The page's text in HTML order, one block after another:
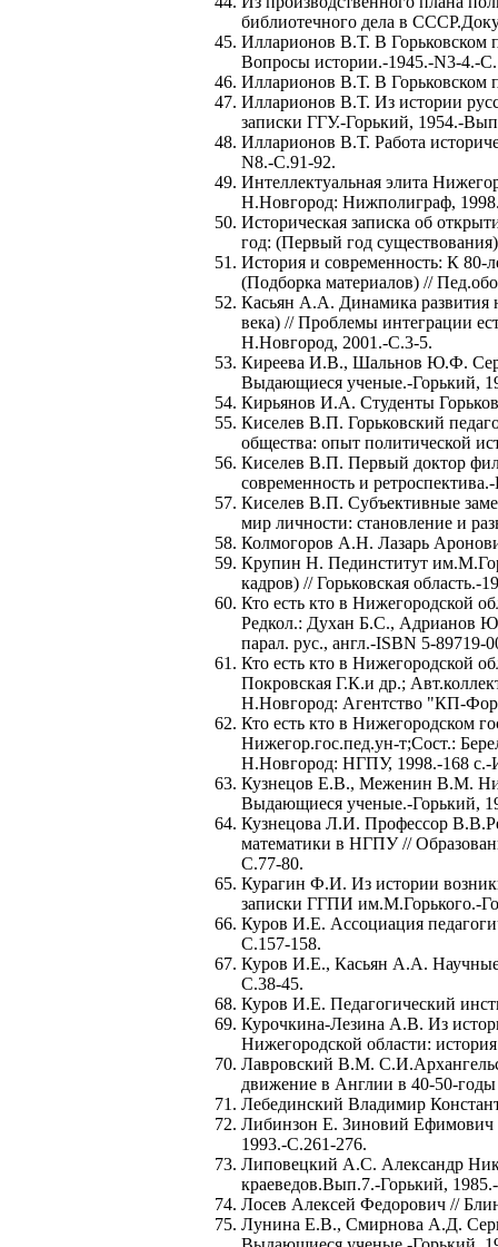
библиотечного дела в
Илларионов В.Т. В Горьковском
Вопросы истории.-1945.-N3-4.-
Илларионов В.Т. В Горьковском
Илларионов В.Т. Из истории
записки ГГУ.-Горький, 1954.-
Илларионов В.Т. Работа
N8.-С.91-92.
Интеллектуальная элита
Н.Новгород: Нижполиграф,
Историческая записка об
год: (Первый год
История и современность: К 80-
(Подборка материалов) //
Касьян А.А. Динамика развития
века) // Проблемы интеграции
Н.Новгород, 2001.-С.3-5.
Киреева И.В., Шальнов Ю.Ф.
Выдающиеся ученые.-Горький,
Кирьянов И.А. Студенты
Киселев В.П. Горьковский
общества: опыт политической
Киселев В.П. Первый доктор
современность и
Киселев В.П. Субъективные
мир личности: становление и
Колмогоров А.Н. Лазарь
Крупин Н. Пединститут
кадров) // Горьковская область.-
Кто есть кто в Нижегородской
Редкол.: Духан Б.С., Адрианов
парал. рус., англ.-ISBN 5-89719-
Кто есть кто в Нижегородской
Покровская Г.К.и др.;
Н.Новгород: Агентство "КП-
Кто есть кто в Нижегородском
Нижегор.гос.пед.ун-т;Сост.:
Н.Новгород: НГПУ, 1998.-168 с.-
Кузнецов Е.В., Меженин В.М.
Выдающиеся ученые.-Горький,
Кузнецова Л.И. Профессор
математики в НГПУ //
С.77-80.
Курагин Ф.И. Из истории
записки ГГПИ им.М.Горького.-
Куров И.Е. Ассоциация
С.157-158.
Куров И.Е., Касьян А.А. Научные
С.38-45.
Куров И.Е. Педагогический
Курочкина-Лезина А.В. Из
Нижегородской области:
Лавровский В.М.
движение в Англии в 40-50-
Лебединский Владимир
Либинзон Е. Зиновий
1993.-С.261-276.
Липовецкий А.С. Александр
краеведов.Вып.7.-Горький,
Лосев Алексей Федорович //
Лунина Е.В., Смирнова А.Д.